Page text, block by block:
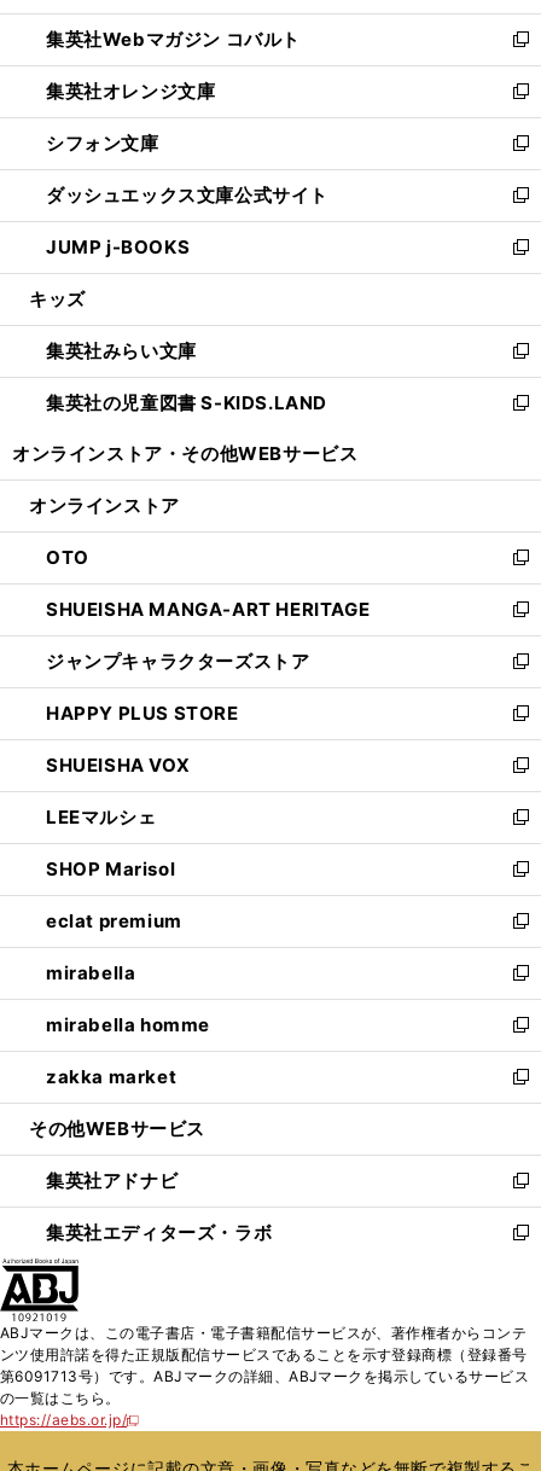
開
く
ウ
で
開
く
ン
ド
ウ
で
開
く
ウ
ィ
ン
ド
ウ
で
開
く
集英社Webマガジン コバルト
新
し
い
ウ
ィ
ン
ド
ウ
で
開
集英社オレンジ文庫
新
し
い
ウ
ィ
ン
ド
ウ
開
く
シフォン文庫
新
し
い
ウ
ィ
ン
ウ
で
開
く
ダッシュエックス文庫公式サイト
新
し
い
ウ
ン
ド
ウ
で
JUMP j-BOOKS
新
し
ウ
ィ
ン
ド
開
キッズ
集英社みらい文庫
新
し
い
ン
ウ
で
開
く
集英社の児童図書 S-KIDS.LAND
新
ウ
ン
ド
ウ
で
開
く
オンラインストア・ その他WEBサービス
オンラインストア
OTO
新
し
い
ウ
ィ
ン
ド
ウ
で
開
く
SHUEISHA MANGA-ART HERITAGE
新
し
い
ウ
ィ
ン
ド
ウ
で
開
く
ジャンプキャラクターズストア
新
し
い
ウ
ィ
ン
ド
ウ
で
開
く
HAPPY PLUS STORE
新
し
い
ウ
ィ
ン
ド
ウ
で
開
く
SHUEISHA VOX
新
し
い
ウ
ィ
ン
ド
ウ
で
開
く
LEEマルシェ
新
し
い
ウ
ィ
ン
ド
ウ
で
開
く
SHOP Marisol
新
し
い
ウ
ィ
ン
ド
ウ
で
開
eclat premium
新
し
い
ウ
ィ
ン
ド
ウ
開
く
mirabella
新
し
い
ウ
ィ
ン
ウ
で
開
く
mirabella homme
新
し
い
ウ
ン
ド
ウ
で
zakka market
新
し
ウ
ィ
ン
ド
く
その他WEBサービス
集英社アドナビ
新
し
い
ド
ウ
で
集英社エディターズ・ラボ
新
ィ
ン
ド
開
ABJマークは、この電子書店・電子書籍配信サービスが、著作権者からコンテ
ンツ使用許諾を得た正規版配信サービスであることを示す登録商標（登録番号
第6091713号）です。ABJマークの詳細、ABJマークを掲示しているサービス
の一覧はこちら。
https://aebs.or.jp/
新
い